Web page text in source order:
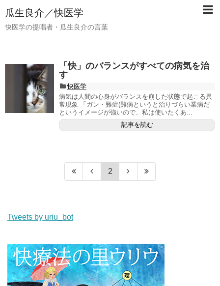
瓜生良介／快医学
快医学の提唱者・瓜生良介の言葉
「快」のバランスがすべての病気を治
す
快医学
病気は人間の心身がバランスを崩した状態で起こる異
常現象 「ガン・難症(難病というと治りづらい業病だ
というイメージが強いので、私は使いたくあ...
記事を読む
2
Tweets by uriu_bot